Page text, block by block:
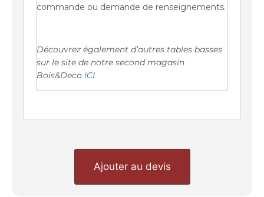
commande ou demande de renseignements.
Découvrez également d’autres tables basses
sur le site de notre second magasin
Bois&Deco ICI
Ajouter au devis